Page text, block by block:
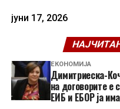
јуни 17, 2026
ЕКОНОМИЈА
Димитриеска-
на договорите е
ЕИБ и ЕБОР ја